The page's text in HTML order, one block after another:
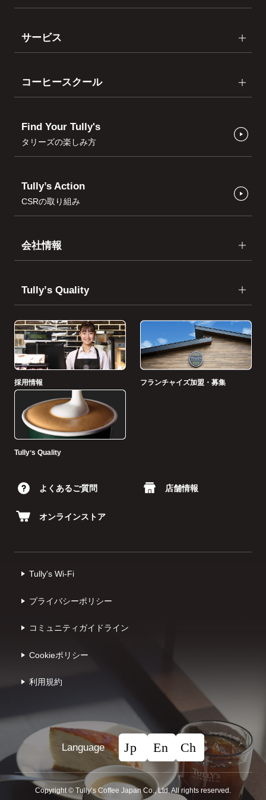
サービス
コーヒースクール
Find Your Tully's
タリーズの楽しみ方
Tully’s Action
CSRの取り組み
会社情報
Tullyʼs Quality
採用情報 フランチャイズ加盟・募集
Tullyʼs Quality
よくあるご質問 店舗情報
オンラインストア
Tully's Wi-Fi
プライバシーポリシー
コミュニティガイドライン
Cookieポリシー
利⽤規約
Language
Copyright © Tullyʼs Coffee Japan Co., Ltd. All rights reserved.